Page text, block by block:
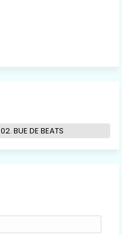
02. BUE DE BEATS